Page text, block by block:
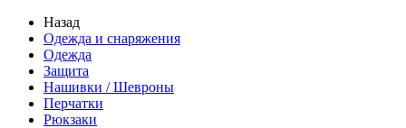
Назад
Одежда и снаряжения
Одежда
Защита
Нашивки / Шевроны
Перчатки
Рюкзаки